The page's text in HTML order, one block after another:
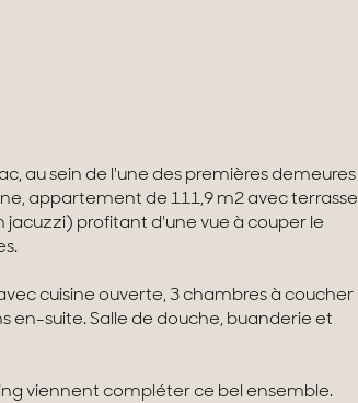
au sein de l'une des premières demeures
appartement de 111,9 m2 avec terrasse
jacuzzi) profitant d'une vue à couper le
cuisine ouverte, 3 chambres à coucher
en-suite. Salle de douche, buanderie et
viennent compléter ce bel ensemble.